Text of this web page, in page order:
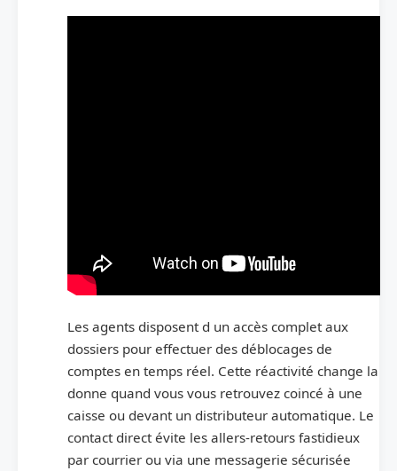
Les agents disposent d un accès complet aux
dossiers pour effectuer des déblocages de
comptes en temps réel. Cette réactivité change la
donne quand vous vous retrouvez coincé à une
caisse ou devant un distributeur automatique. Le
contact direct évite les allers-retours fastidieux
par courrier ou via une messagerie sécurisée